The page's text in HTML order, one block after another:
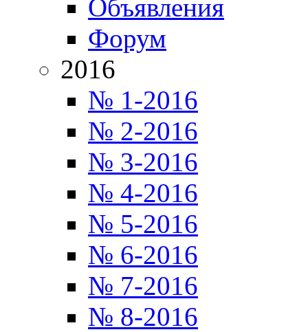
Объявления
Форум
2016
№ 1-2016
№ 2-2016
№ 3-2016
№ 4-2016
№ 5-2016
№ 6-2016
№ 7-2016
№ 8-2016